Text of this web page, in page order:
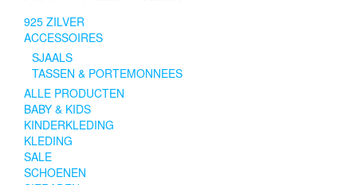
925 ZILVER
ACCESSOIRES
SJAALS
TASSEN & PORTEMONNEES
ALLE PRODUCTEN
BABY & KIDS
KINDERKLEDING
KLEDING
SALE
SCHOENEN